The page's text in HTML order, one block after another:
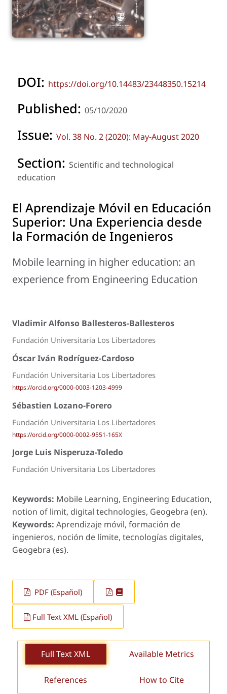
DOI: https://doi.org/10.14483/23448350.15214
Published: 05/10/2020
Issue: Vol. 38 No. 2 (2020): May-August 2020
Section: Scientific and technological
education
El Aprendizaje Móvil en Educación
Superior: Una Experiencia desde
la Formación de Ingenieros
Mobile learning in higher education: an
experience from Engineering Education
Vladimir Alfonso Ballesteros-Ballesteros
Fundación Universitaria Los Libertadores
Óscar Iván Rodríguez-Cardoso
Fundación Universitaria Los Libertadores
https://orcid.org/0000-0003-1203-4999
Sébastien Lozano-Forero
Fundación Universitaria Los Libertadores
https://orcid.org/0000-0002-9551-165X
Jorge Luis Nisperuza-Toledo
Fundación Universitaria Los Libertadores
Keywords: Mobile Learning, Engineering Education,
notion of limit, digital technologies, Geogebra (en).
Keywords: Aprendizaje móvil, formación de
ingenieros, noción de límite, tecnologías digitales,
Geogebra (es).
PDF (Español)
Full Text XML (Español)
Full Text XML Available Metrics
References How to Cite